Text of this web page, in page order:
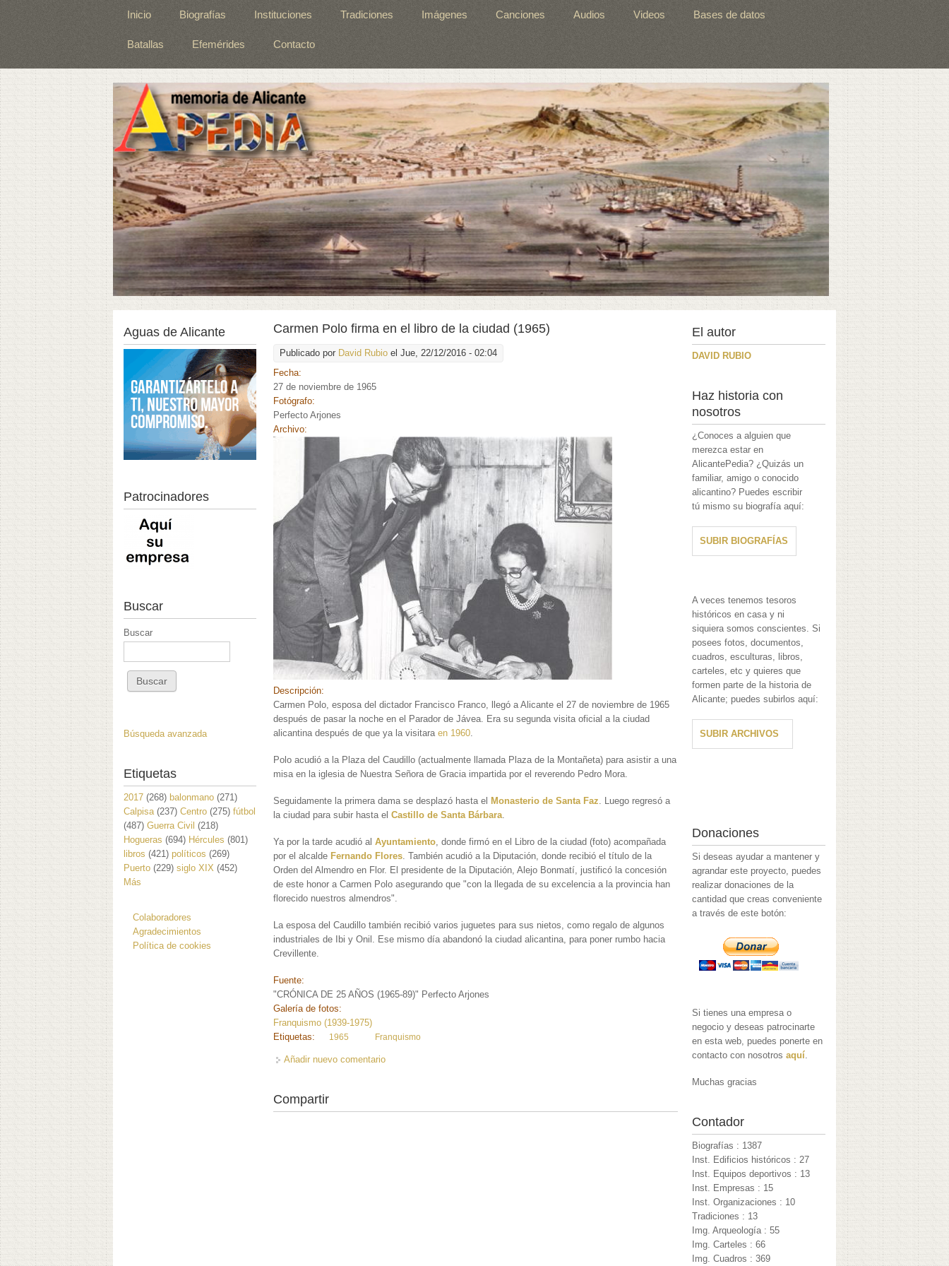
Inicio Biografías Instituciones Tradiciones Imágenes Canciones Audios Videos Bases de datos
Batallas Efemérides Contacto
Carmen Polo firma en el libro de la ciudad (1965)
Publicado por David Rubio el Jue, 22/12/2016 - 02:04
Fecha:
27 de noviembre de 1965
Fotógrafo:
Perfecto Arjones
Archivo:
Descripción:
Carmen Polo, esposa del dictador Francisco Franco, llegó a Alicante el 27 de noviembre de 1965
después de pasar la noche en el Parador de Jávea. Era su segunda visita oficial a la ciudad
alicantina después de que ya la visitaraen 1960.
Polo acudió a la Plaza del Caudillo (actualmente llamada Plaza de la Montañeta) para asistir a una
misa en la iglesia de Nuestra Señora de Gracia impartida por el reverendo Pedro Mora.
Seguidamente la primera dama se desplazó hasta el Monasterio de Santa Faz. Luego regresó a
la ciudad para subir hasta elCastillo de Santa Bárbara.
Ya por la tarde acudió alAyuntamiento, donde firmó en el Libro de la ciudad (foto) acompañada
por el alcalde Fernando Flores. También acudió a la Diputación, donde recibió el título de la
Orden del Almendro en Flor. El presidente de la Diputación, Alejo Bonmatí, justificó la concesión
de este honor a Carmen Polo asegurando que "con la llegada de su excelencia a la provincia han
florecido nuestros almendros".
La esposa del Caudillo también recibió varios juguetes para sus nietos, como regalo de algunos
industriales de Ibi y Onil. Ese mismo día abandonó la ciudad alicantina, para poner rumbo hacia
Crevillente.
Fuente:
"CRÓNICA DE 25 AÑOS (1965-89)" Perfecto Arjones
Galería de fotos:
Franquismo (1939-1975)
Etiquetas:
1965 Franquismo
Añadir nuevo comentario
Compartir
Aguas de Alicante
Patrocinadores
Buscar
Buscar
Búsqueda avanzada
Etiquetas
2017 (268) balonmano (271)
Calpisa (237) Centro (275) fútbol
(487) Guerra Civil (218)
Hogueras (694) Hércules (801)
libros (421) políticos (269)
Puerto (229) siglo XIX (452)
Más
Colaboradores
Agradecimientos
Política de cookies
El autor
DAVID RUBIO
Haz historia con
nosotros
¿Conoces a alguien que
merezca estar en
AlicantePedia? ¿Quizás un
familiar, amigo o conocido
alicantino? Puedes escribir
tú mismo su biografía aquí:
SUBIR BIOGRAFÍAS
A veces tenemos tesoros
históricos en casa y ni
siquiera somos conscientes. Si
posees fotos, documentos,
cuadros, esculturas, libros,
carteles, etc y quieres que
formen parte de la historia de
Alicante; puedes subirlos aquí:
SUBIR ARCHIVOS
Donaciones
Si deseas ayudar a mantener y
agrandar este proyecto, puedes
realizar donaciones de la
cantidad que creas conveniente
a través de este botón:
Si tienes una empresa o
negocio y deseas patrocinarte
en esta web, puedes ponerte en
contacto con nosotrosaquí.
Muchas gracias
Contador
Biografías : 1387
Inst. Edificios históricos : 27
Inst. Equipos deportivos : 13
Inst. Empresas : 15
Inst. Organizaciones : 10
Tradiciones : 13
Img. Arqueología : 55
Img. Carteles : 66
Img. Cuadros : 369